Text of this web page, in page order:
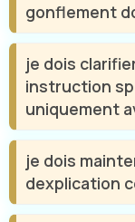
gonflement
je dois
instruction
uniquement
je dois
dexplication